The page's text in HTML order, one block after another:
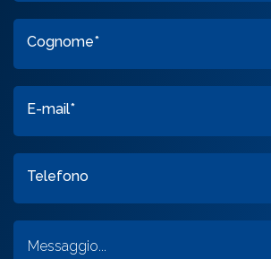
Cognome*
E-mail*
Telefono